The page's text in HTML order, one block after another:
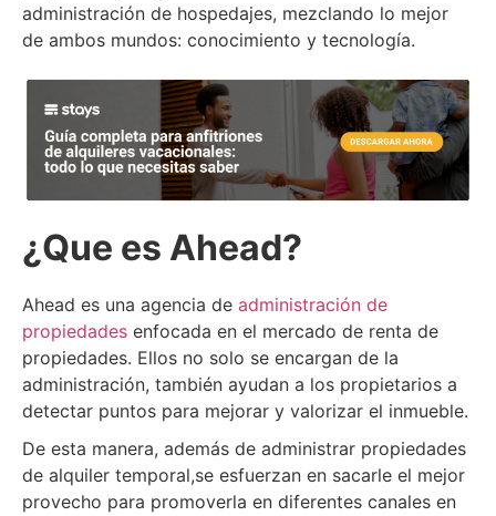
administración de hospedajes, mezclando lo mejor
de ambos mundos: conocimiento y tecnología.
¿Que es Ahead?
Ahead es una agencia de administración de
propiedades enfocada en el mercado de renta de
propiedades. Ellos no solo se encargan de la
administración, también ayudan a los propietarios a
detectar puntos para mejorar y valorizar el inmueble.
De esta manera, además de administrar propiedades
de alquiler temporal,se esfuerzan en sacarle el mejor
provecho para promoverla en diferentes canales en